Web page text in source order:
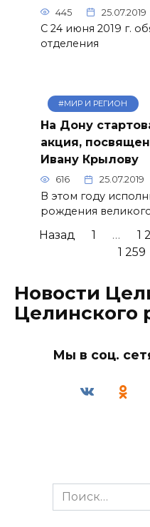
445 25.07.2019
С 24 июня 2019 г.
отделения
#МИР И РЕГИОН
На Дону
акция,
Ивану Крылову
616 25.07.2019
В этом году
рождения
Пагинация
Назад 1 … 1
1 259
Новости
Целинского
Мы в соц.
Search
for: